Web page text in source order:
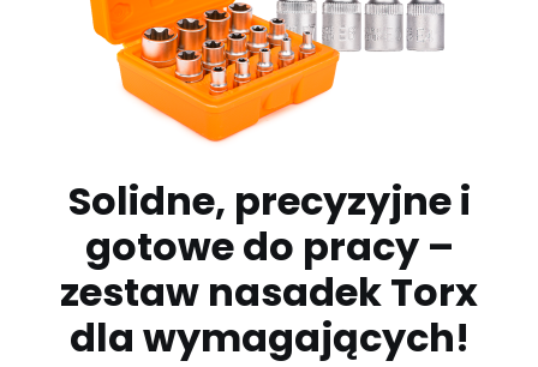
Solidne, precyzyjne i
gotowe do pracy –
zestaw nasadek Torx
dla wymagających!